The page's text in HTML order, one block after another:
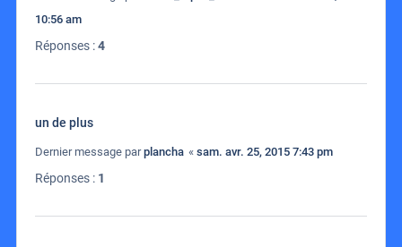
10:56 am
Réponses :4
un de plus
Dernier message parplancha « sam. avr. 25, 2015 7:43 pm
Réponses : 1